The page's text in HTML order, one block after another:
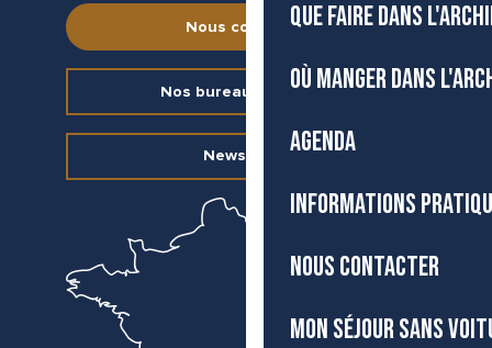
QUE FAIRE DANS
OÙ MANGER DANS
AGENDA
INFORMATIONS
NOUS CONTACTER
MON SÉJOUR SANS
Nous contacter
Nos bureaux d’accueil
Newsletter